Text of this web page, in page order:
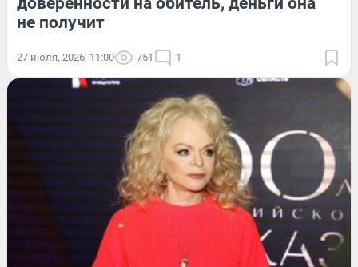
не получит
27 июля, 2026, 11:00 751 1